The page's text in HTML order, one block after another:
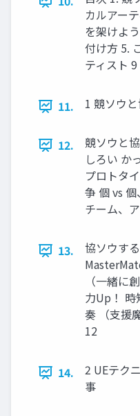
カルアー
を架けよ
付け方 5.
ティスト 9
11. 1 競ソウ
12.
競ソウと
しろい か
プロトタ
争 個 vs
チーム、
13.
協ソウす
（一緒に
力Up！ 時
奏 （支援
12
14.
2 UEテク
事